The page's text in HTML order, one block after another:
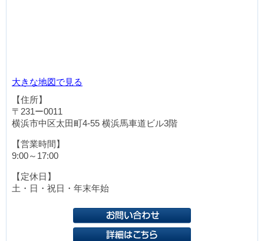
大きな地図で見る
【住所】
〒231ー0011
横浜市中区太田町4-55 横浜馬車道ビル3階
【営業時間】
9:00～17:00
【定休日】
土・日・祝日・年末年始